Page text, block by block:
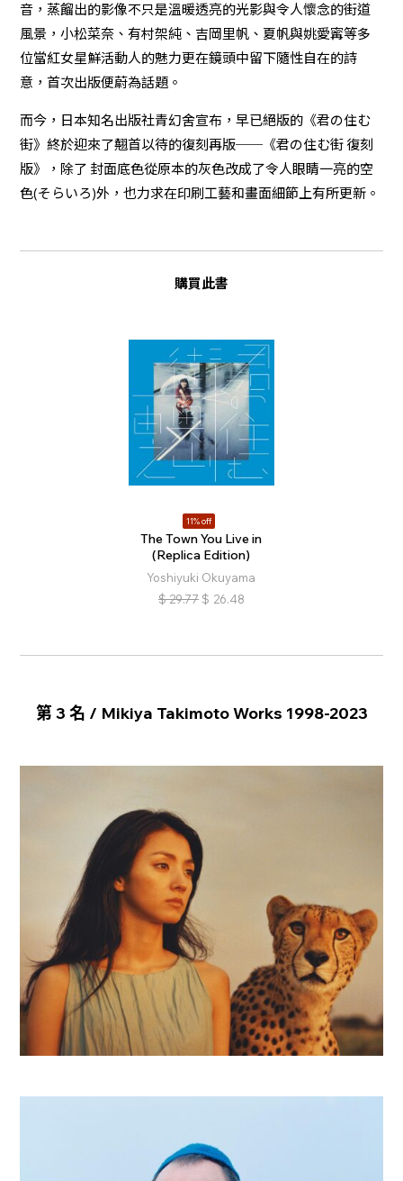
音，蒸餾出的影像不只是溫暖透亮的光影與令人懷念的街道
風景，小松菜奈、有村架純、吉岡里帆、夏帆與姚愛寗等多
位當紅女星鮮活動人的魅力更在鏡頭中留下隨性自在的詩
意，首次出版便蔚為話題。
而今，日本知名出版社青幻舍宣布，早已絕版的《君の住む
街》終於迎來了翹首以待的復刻再版──《君の住む街 復刻
版》，除了 封面底色從原本的灰色改成了令人眼睛一亮的空
色(そらいろ)外，也力求在印刷工藝和畫面細節上有所更新。
購買此書
11% off
The Town You Live in
(Replica Edition)
Yoshiyuki Okuyama
$ 29.77 $ 26.48
第 3 名 / Mikiya Takimoto Works 1998-2023